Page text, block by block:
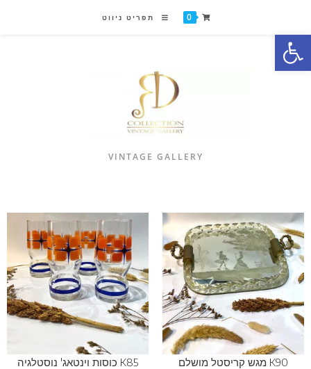
פתח סרגל נגישות
0 תפריט ניווט
VINTAGE GALLERY
K90 מגש קריסטל מושלם K85 כוסות וינטאג' נוסטלגיה